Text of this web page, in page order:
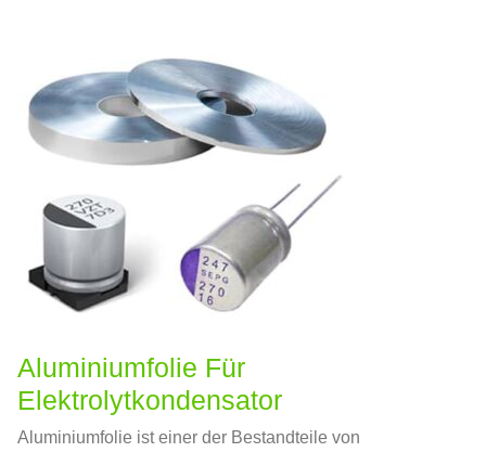
Aluminiumfolie Für
Elektrolytkondensator
Aluminiumfolie ist einer der Bestandteile von